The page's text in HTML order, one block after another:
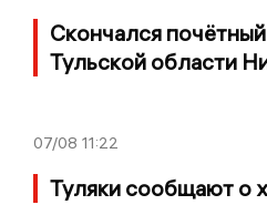
Скончался
Тульской области
07/08 11:22
Туляки сообщают о